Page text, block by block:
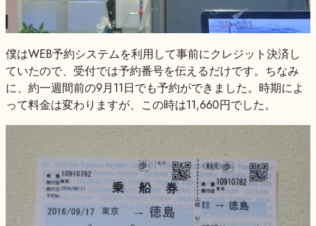
僕はWEB予約システムを利用して事前にクレジット決済し
ていたので、受付では予約番号を伝えるだけです。ちなみ
に、約一週間前の9月11日でも予約ができました。時期によ
って料金は変わりますが、この時は11,660円でした。